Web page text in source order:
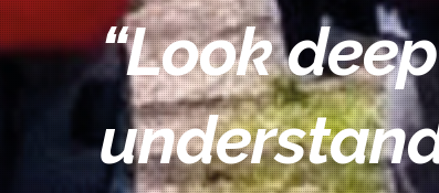
“Look